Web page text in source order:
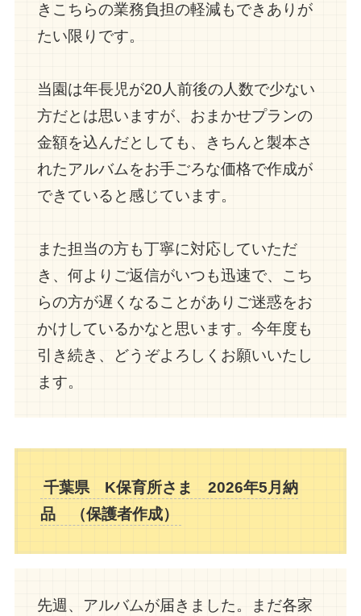
きこちらの業務負担の軽減もできありが
たい限りです。
当園は年長児が20人前後の人数で少ない
方だとは思いますが、おまかせプランの
金額を込んだとしても、きちんと製本さ
れたアルバムをお手ごろな価格で作成が
できていると感じています。
また担当の方も丁寧に対応していただ
き、何よりご返信がいつも迅速で、こち
らの方が遅くなることがありご迷惑をお
かけしているかなと思います。今年度も
引き続き、どうぞよろしくお願いいたし
ます。
千葉県 K保育所さま 2026年5月納
品 （保護者作成）
先週、アルバムが届きました。まだ各家